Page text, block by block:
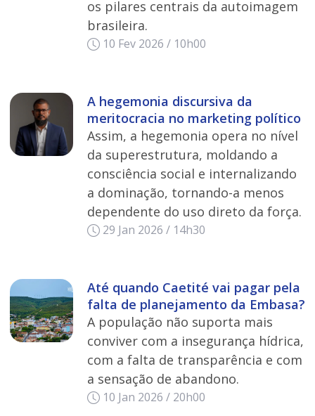
os pilares centrais da autoimagem
brasileira.
10 Fev 2026 / 10h00
A hegemonia discursiva da
meritocracia no marketing político
Assim, a hegemonia opera no nível
da superestrutura, moldando a
consciência social e internalizando
a dominação, tornando-a menos
dependente do uso direto da força.
29 Jan 2026 / 14h30
Até quando Caetité vai pagar pela
falta de planejamento da Embasa?
A população não suporta mais
conviver com a insegurança hídrica,
com a falta de transparência e com
a sensação de abandono.
10 Jan 2026 / 20h00